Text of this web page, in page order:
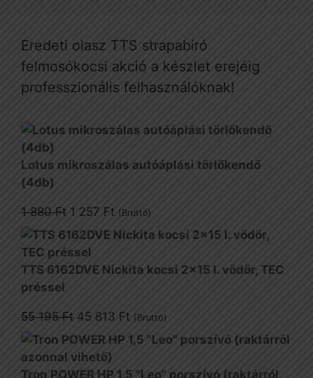
Eredeti olasz TTS strapabíró
felmosókocsi akció a készlet erejéig
professzionális felhasználóknak!
Lotus mikroszálas autóáplási törlőkendő
(4db)
1 880Ft Original
price
was:
1
1 257 FtCurrent
price
(Bruttó)
TTS 6162DVE Nickita kocsi 2x15 l. vödör, TEC
préssel
55 195Ft Original
price
was:
55
45 813 Ft Current
price
is:
45
(Bruttó)
Tron POWER HP 1,5 "Leo" porszívó (raktárról